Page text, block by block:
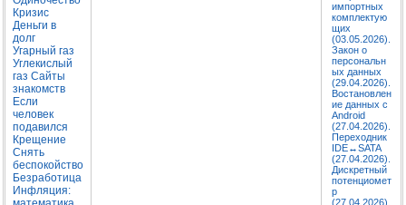
Кризис
Деньги в
долг
Угарный газ
Углекислый
газ Сайты
знакомств
Если
человек
подавился
Крещение
Снять
беспокойство
Безработица
Инфляция:
импортных
комплектую
щих
(03.05.2026).
Закон о
персональн
ых данных
(29.04.2026).
Востановлен
ие данных с
Android
(27.04.2026).
Переходник
IDE↔SATA
(27.04.2026).
Дискретный
потенциомет
р
(27.04.2026).